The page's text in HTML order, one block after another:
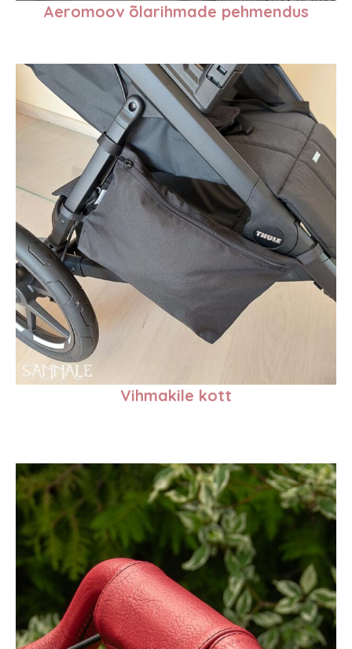
Aeromoov õlarihmade pehmendus
Vihmakile kott